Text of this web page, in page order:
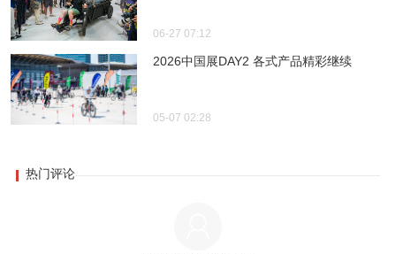
06-27 07:12
2026中国展DAY2 各式产品精彩继续
05-07 02:28
热门评论